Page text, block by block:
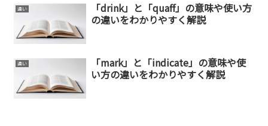
違い
「drink」と「quaff」の意味や使い方
の違いをわかりやすく解説
違い
「mark」と「indicate」の意味や使
い方の違いをわかりやすく解説